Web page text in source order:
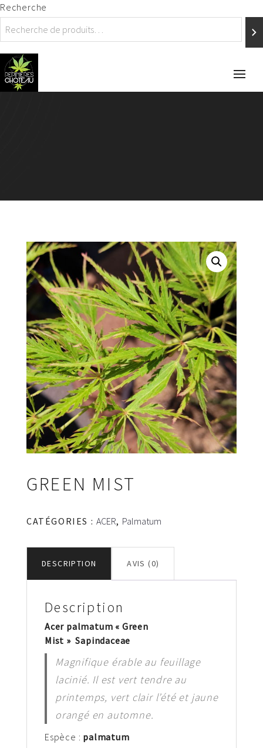
Recherche
GREEN MIST
CATÉGORIES : ACER, Palmatum
DESCRIPTION AVIS (0)
Description
Acer palmatum « Green
Mist » Sapindaceae
Magnifique érable au feuillage
lacinié. Il est vert tendre au
printemps, vert clair l’été et jaune
orangé en automne.
Espèce : palmatum